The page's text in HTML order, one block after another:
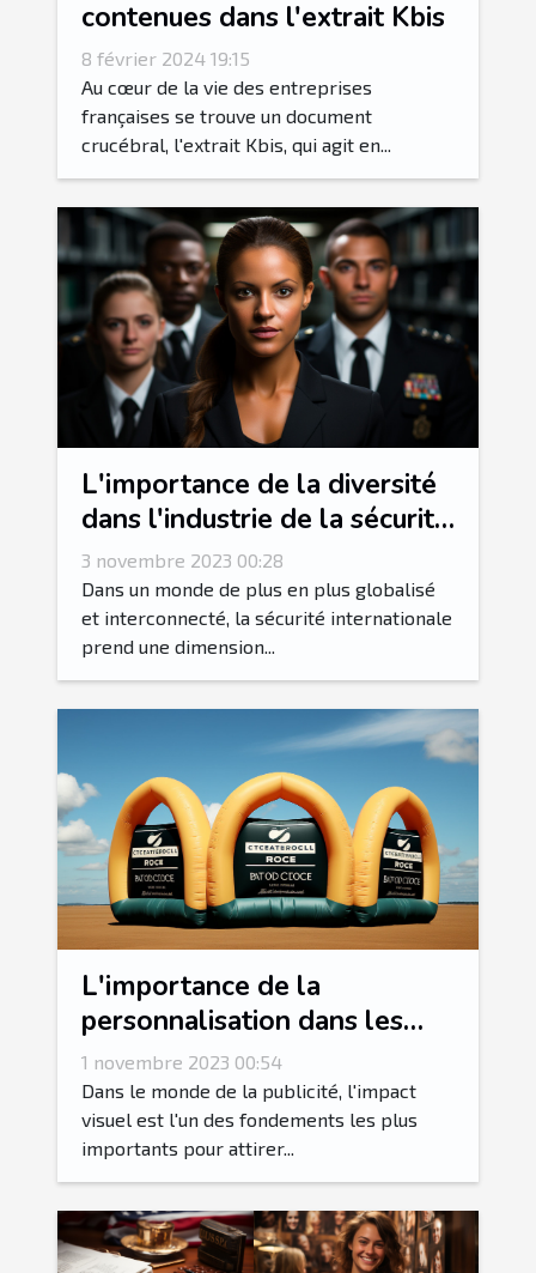
contenues dans l'extrait Kbis
8 février 2024 19:15
Au cœur de la vie des entreprises
françaises se trouve un document
crucébral, l'extrait Kbis, qui agit en...
L'importance de la diversité
dans l'industrie de la sécurité
internationale
3 novembre 2023 00:28
Dans un monde de plus en plus globalisé
et interconnecté, la sécurité internationale
prend une dimension...
L'importance de la
personnalisation dans les
arches gonflables
publicitaires
1 novembre 2023 00:54
Dans le monde de la publicité, l'impact
visuel est l'un des fondements les plus
importants pour attirer...